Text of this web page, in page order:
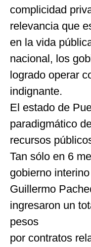
complicidad
relevancia que
en la vida
nacional, los
logrado operar
indignante.
El estado de
paradigmático
recursos
Tan sólo en 6
gobierno
Guillermo
ingresaron un
pesos
por contratos